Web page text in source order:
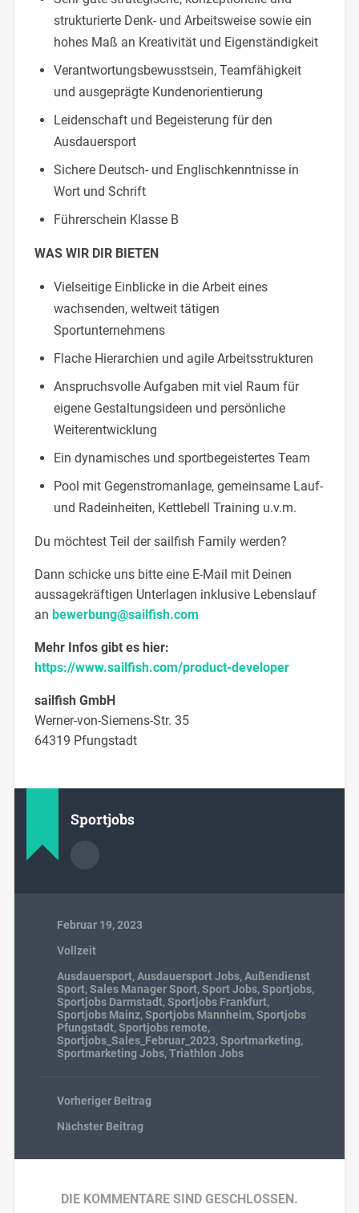
strukturierte Denk- und Arbeitsweise sowie ein
hohes Maß an Kreativität und Eigenständigkeit
Verantwortungsbewusstsein, Teamfähigkeit
und ausgeprägte Kundenorientierung
Leidenschaft und Begeisterung für den
Ausdauersport
Sichere Deutsch- und Englischkenntnisse in
Wort und Schrift
Führerschein Klasse B
WAS WIR DIR BIETEN
Vielseitige Einblicke in die Arbeit eines
wachsenden, weltweit tätigen
Sportunternehmens
Flache Hierarchien und agile Arbeitsstrukturen
Anspruchsvolle Aufgaben mit viel Raum für
eigene Gestaltungsideen und persönliche
Weiterentwicklung
Ein dynamisches und sportbegeistertes Team
Pool mit Gegenstromanlage, gemeinsame Lauf-
und Radeinheiten, Kettlebell Training u.v.m.
Du möchtest Teil der sailfish Family werden?
Dann schicke uns bitte eine E-Mail mit Deinen
aussagekräftigen Unterlagen inklusive Lebenslauf
an bewerbung@sailfish.com
Mehr Infos gibt es hier:
https://www.sailfish.com/product-developer
sailfish GmbH
Werner-von-Siemens-Str. 35
64319 Pfungstadt
Sportjobs
Februar 19, 2023
Vollzeit
Ausdauersport,Ausdauersport Jobs,Außendienst
Sport,Sales Manager Sport,Sport Jobs,Sportjobs,
Sportjobs Darmstadt,Sportjobs Frankfurt,
Sportjobs Mainz,Sportjobs Mannheim,Sportjobs
Pfungstadt,Sportjobs remote,
Sportjobs_Sales_Februar_2023,Sportmarketing,
Sportmarketing Jobs,Triathlon Jobs
Vorheriger Beitrag
Nächster Beitrag
DIE KOMMENTARE SIND GESCHLOSSEN.